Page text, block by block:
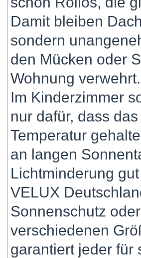
Damit bleiben
sondern
den Mücken oder
Wohnung verwehrt.
Im Kinderzimmer
nur dafür, dass
Temperatur
an langen
Lichtminderung
VELUX
Sonnenschutz
verschiedenen
garantiert jeder für